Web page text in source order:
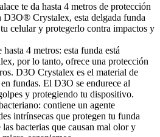
te da hasta 4 metros de protección
D3O® Crystalex, esta delgada funda
celular y protegerlo contra impactos y
4 metros: esta funda está
por lo tanto, ofrece una protección
D3O Crystalex es el material de
fundas. El D3O se endurece al
y protegiendo tu dispositivo.
contiene un agente
intrínsecas que protegen tu funda
bacterias que causan mal olor y